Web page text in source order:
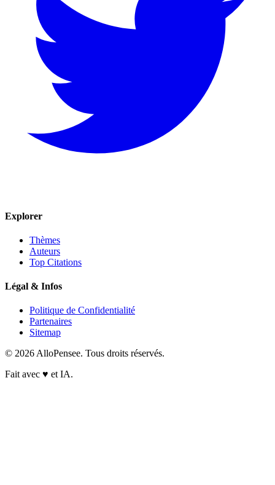
Explorer
Thèmes
Auteurs
Top Citations
Légal & Infos
Politique de Confidentialité
Partenaires
Sitemap
© 2026 AlloPensee. Tous droits réservés.
Fait avec ♥ et IA.